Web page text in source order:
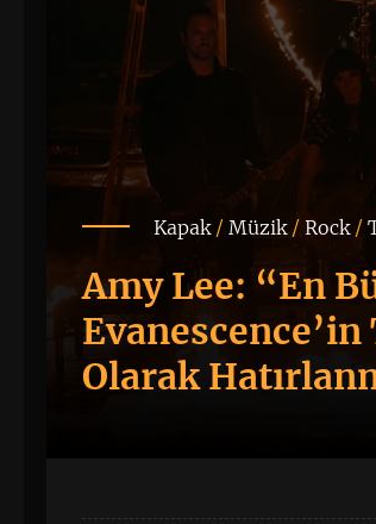
Kapak/Müzik/Rock/
Amy Lee: “En
Evanescence’in
Olarak